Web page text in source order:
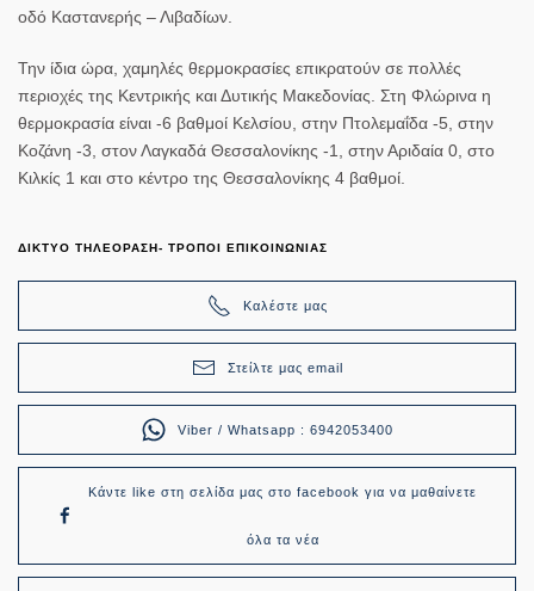
οδό Καστανερής – Λιβαδίων.
Την ίδια ώρα, χαμηλές θερμοκρασίες επικρατούν σε πολλές
περιοχές της Κεντρικής και Δυτικής Μακεδονίας. Στη Φλώρινα η
θερμοκρασία είναι -6 βαθμοί Κελσίου, στην Πτολεμαΐδα -5, στην
Κοζάνη -3, στον Λαγκαδά Θεσσαλονίκης -1, στην Αριδαία 0, στο
Κιλκίς 1 και στο κέντρο της Θεσσαλονίκης 4 βαθμοί.
ΔΙΚΤΥΟ ΤΗΛΕΟΡΑΣΗ- ΤΡΟΠΟΙ ΕΠΙΚΟΙΝΩΝΙΑΣ
Καλέστε μας
Στείλτε μας email
Viber / Whatsapp : 6942053400
Κάντε like στη σελίδα μας στο facebook για να μαθαίνετε
όλα τα νέα